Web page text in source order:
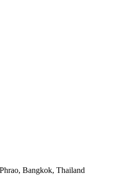
Bangkok, Thailand